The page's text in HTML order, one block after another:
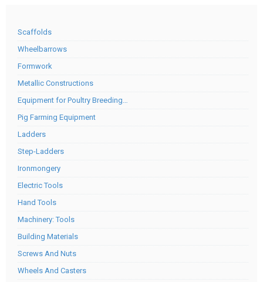
Scaffolds
Wheelbarrows
Formwork
Metallic Constructions
Equipment for Poultry Breeding…
Pig Farming Equipment
Ladders
Step-Ladders
Ironmongery
Electric Tools
Hand Tools
Machinery: Tools
Building Materials
Screws And Nuts
Wheels And Casters